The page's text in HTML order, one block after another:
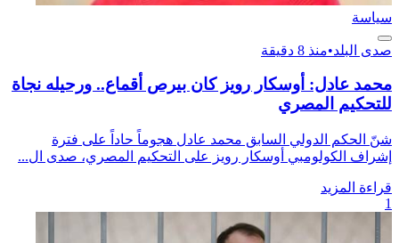
سياسة
صدى البلد•منذ 8 دقيقة
محمد عادل: أوسكار رويز كان بيرص أقماع.. ورحيله نجاة
للتحكيم المصري
شنّ الحكم الدولي السابق محمد عادل هجوماً حاداً على فترة
إشراف الكولومبي أوسكار رويز على التحكيم المصري، صدى ال...
قراءة المزيد
1